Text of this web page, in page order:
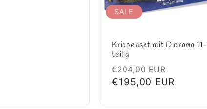
SALE
Krippenset mit Diorama 11-
teilig
Normaler
Preis
€204,00 EUR
€195,00 EUR